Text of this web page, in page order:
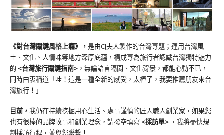
《對台灣關鍵風格上癮》 ， 是由CJ夫人製作的台灣專題；運用台灣風
土、文化、人情味等地方深厚底蘊，構成專為旅行者認識台灣獨特魅力
的 <台灣旅行關鍵指南> ，無論語言隔閡、文化背景，都能心動不已，
同時由衷稱道「哇！這是一種全新的感受，太棒了，我要推薦朋友來台
灣旅行！」
目前， 我仍在持續挖掘用心生活、處事謹慎的匠人職人創業家，如果您
也有很棒的品牌故事和創業理念，請撥空填寫 <採訪單> ，我將盡快規
劃採訪行程，並與您聯繫！